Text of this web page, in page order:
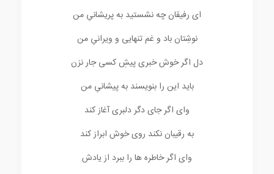
ای رفیقان چه نشستید به پریشانیِ من
نوشِتان باد و غم تنهایی و ویرانیِ من
دل اگر خوش خبری پیشِ کسی جار نزن
باید این را بنویسند به پیشانیِ من
وای اگر جای دگر دلبری آغاز کند
به رقیبان نکند روی خوش ابراز کند
وای اگر خاطره ها را ببرد از یادش